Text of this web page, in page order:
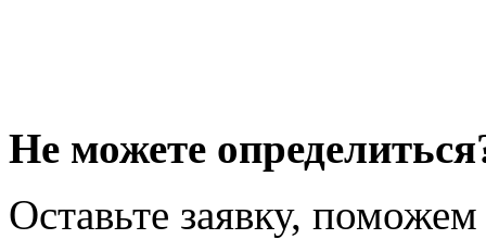
Не можете
Оставьте заявку,